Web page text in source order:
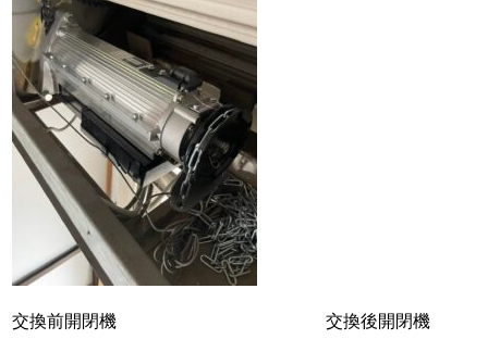
交換前開閉機 交換後開閉機